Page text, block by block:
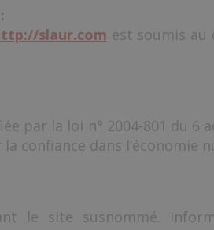
slaur.com est soumis
par la loi n° 2004-801 du
confiance dans l’économie
le site susnommé.